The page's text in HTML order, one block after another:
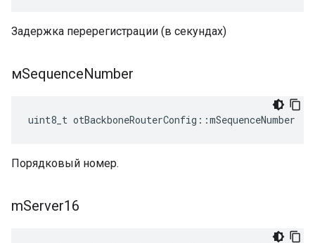
Задержка перерегистрации (в секундах)
мSequenceNumber
uint8_t otBackboneRouterConfig ::mSequenceNumber
Порядковый номер.
mServer16